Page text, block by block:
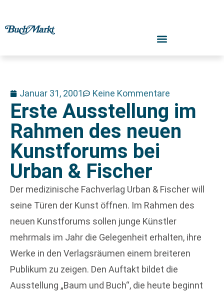
Januar 31, 2001 Keine Kommentare
Erste Ausstellung im
Rahmen des neuen
Kunstforums bei
Urban & Fischer
Der medizinische Fachverlag Urban & Fischer will
seine Türen der Kunst öffnen. Im Rahmen des
neuen Kunstforums sollen junge Künstler
mehrmals im Jahr die Gelegenheit erhalten, ihre
Werke in den Verlagsräumen einem breiteren
Publikum zu zeigen. Den Auftakt bildet die
Ausstellung „Baum und Buch“, die heute beginnt